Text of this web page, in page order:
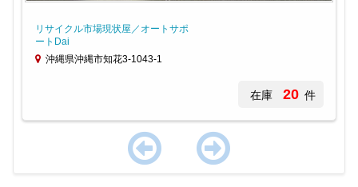
リサイクル市場現状屋／オートサポ
ートDai
沖縄県沖縄市知花3-1043-1
在庫 20 件